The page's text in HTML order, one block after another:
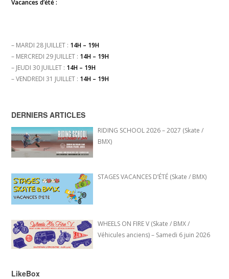
Vacances d’été :
– MARDI 28 JUILLET : 14H – 19H
– MERCREDI 29 JUILLET : 14H – 19H
– JEUDI 30 JUILLET : 14H – 19H
– VENDREDI 31 JUILLET : 14H – 19H
DERNIERS ARTICLES
RIDING SCHOOL 2026 – 2027 (Skate /
BMX)
STAGES VACANCES D’ÉTÉ (Skate / BMX)
WHEELS ON FIRE V (Skate / BMX /
Véhicules anciens) – Samedi 6 juin 2026
LikeBox